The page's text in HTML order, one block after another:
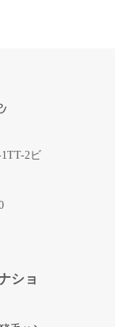
2ビ
ショ